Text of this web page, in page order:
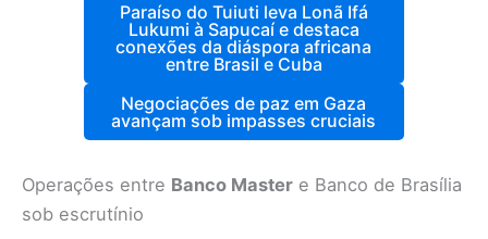
Paraíso do Tuiuti leva Lonã Ifá
Lukumi à Sapucaí e destaca
conexões da diáspora africana
entre Brasil e Cuba
Negociações de paz em Gaza
avançam sob impasses cruciais
Operações entre Banco Master e Banco de Brasília
sob escrutínio